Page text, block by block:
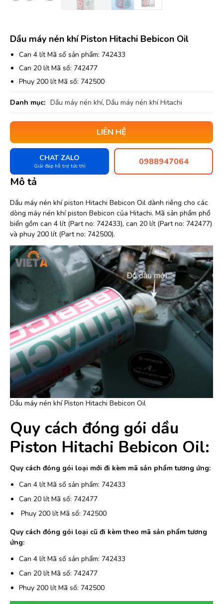
Dầu máy nén khí Piston Hitachi Bebicon Oil
Can 4 lít Mã số sản phẩm: 742433
Can 20 lít Mã số: 742477
Phuy 200 lít Mã số: 742500
Danh mục: Dầu máy nén khí, Dầu máy nén khí Hitachi
LIÊN HỆ
CHAT ZALO
Giải đáp hỗ trợ tức thì 0988947064
Mô tả
Dầu máy nén khí piston Hitachi Bebicon Oil dành riêng cho các
dòng máy nén khí piston Bebicon của Hitachi. Mã sản phẩm phổ
biến gồm can 4 lít (Part no: 742433), can 20 lít (Part no: 742477)
và phuy 200 lít (Part no: 742500).
Dầu máy nén khí Piston Hitachi Bebicon Oil
Quy cách đóng gói dầu
Piston Hitachi Bebicon Oil:
Quy cách đóng gói loại mới đi kèm mã sản phẩm tương ứng:
Can 4 lít Mã số sản phẩm: 742433
Can 20 lít Mã số: 742477
Phuy 200 lít Mã số: 742500
Quy cách đóng gói loại cũ đi kèm theo mã sản phẩm tương
ứng:
Can 4 lít Mã số sản phẩm: 742433
Can 20 lít Mã số: 742477
Phuy 200 lít Mã số: 742500